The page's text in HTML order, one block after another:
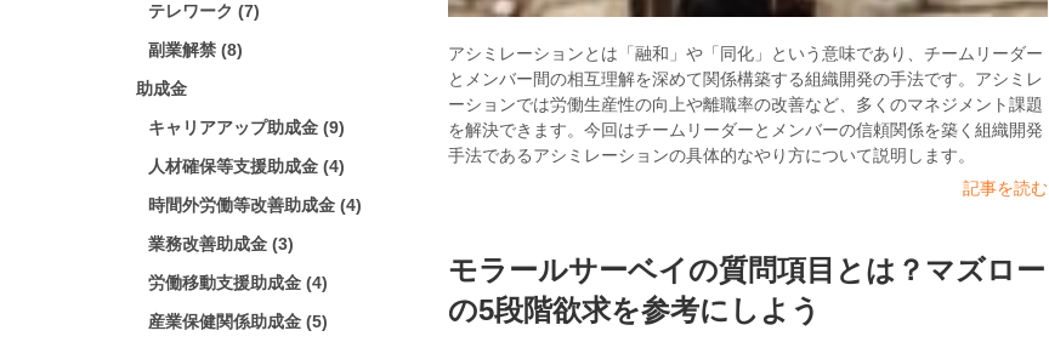
テレワーク (7)
副業解禁 (8)
助成金
キャリアアップ助成金 (9)
人材確保等支援助成金 (4)
時間外労働等改善助成金 (4)
業務改善助成金 (3)
労働移動支援助成金 (4)
産業保健関係助成金 (5)
アシミレーションとは「融和」や「同化」という意味であり、チームリーダー
とメンバー間の相互理解を深めて関係構築する組織開発の手法です。アシミレ
ーションでは労働生産性の向上や離職率の改善など、多くのマネジメント課題
を解決できます。今回はチームリーダーとメンバーの信頼関係を築く組織開発
手法であるアシミレーションの具体的なやり方について説明します。
記事を読む
モラールサーベイの質問項目とは？マズロー
の5段階欲求を参考にしよう